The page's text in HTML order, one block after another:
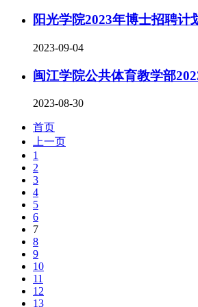
阳光学院2023年博士招聘计
2023-09-04
闽江学院公共体育教学部
2023-08-30
首页
上一页
1
2
3
4
5
6
7
8
9
10
11
12
13